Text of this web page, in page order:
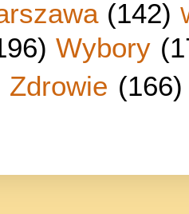
(142)
Wybory
Zdrowie (166)